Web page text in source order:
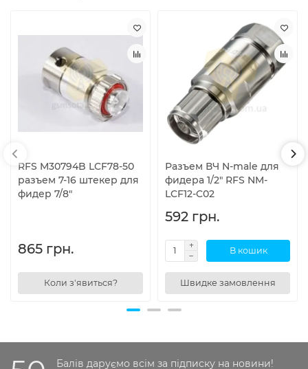
RFS M30794B LCF78-50
разъем 7-16 штекер для
фидер 7/8"
865 грн.
Коли з'явиться?
Разъем ВЧ N-male для
фидера 1/2" RFS NM-
LCF12-C02
592 грн.
В кошик
Швидке замовлення
Балів даруємо всім за підписку на новини!